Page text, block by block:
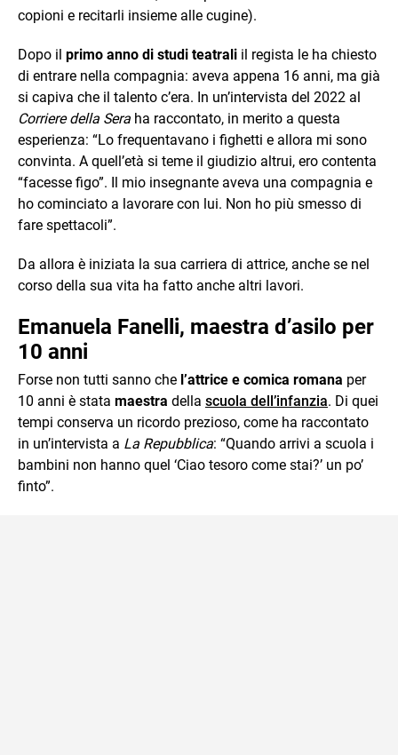
copioni e recitarli insieme alle cugine).
Dopo il primo anno di studi teatrali il regista le ha chiesto
di entrare nella compagnia: aveva appena 16 anni, ma già
si capiva che il talento c’era. In un’intervista del 2022 al
Corriere della Sera ha raccontato, in merito a questa
esperienza: “Lo frequentavano i fighetti e allora mi sono
convinta. A quell’età si teme il giudizio altrui, ero contenta
“facesse figo”. Il mio insegnante aveva una compagnia e
ho cominciato a lavorare con lui. Non ho più smesso di
fare spettacoli”.
Da allora è iniziata la sua carriera di attrice, anche se nel
corso della sua vita ha fatto anche altri lavori.
Emanuela Fanelli, maestra d’asilo per
10 anni
Forse non tutti sanno che l’attrice e comica romana per
10 anni è stata maestra della scuola dell’infanzia. Di quei
tempi conserva un ricordo prezioso, come ha raccontato
in un’intervista a La Repubblica: “Quando arrivi a scuola i
bambini non hanno quel ‘Ciao tesoro come stai?’ un po’
finto”.